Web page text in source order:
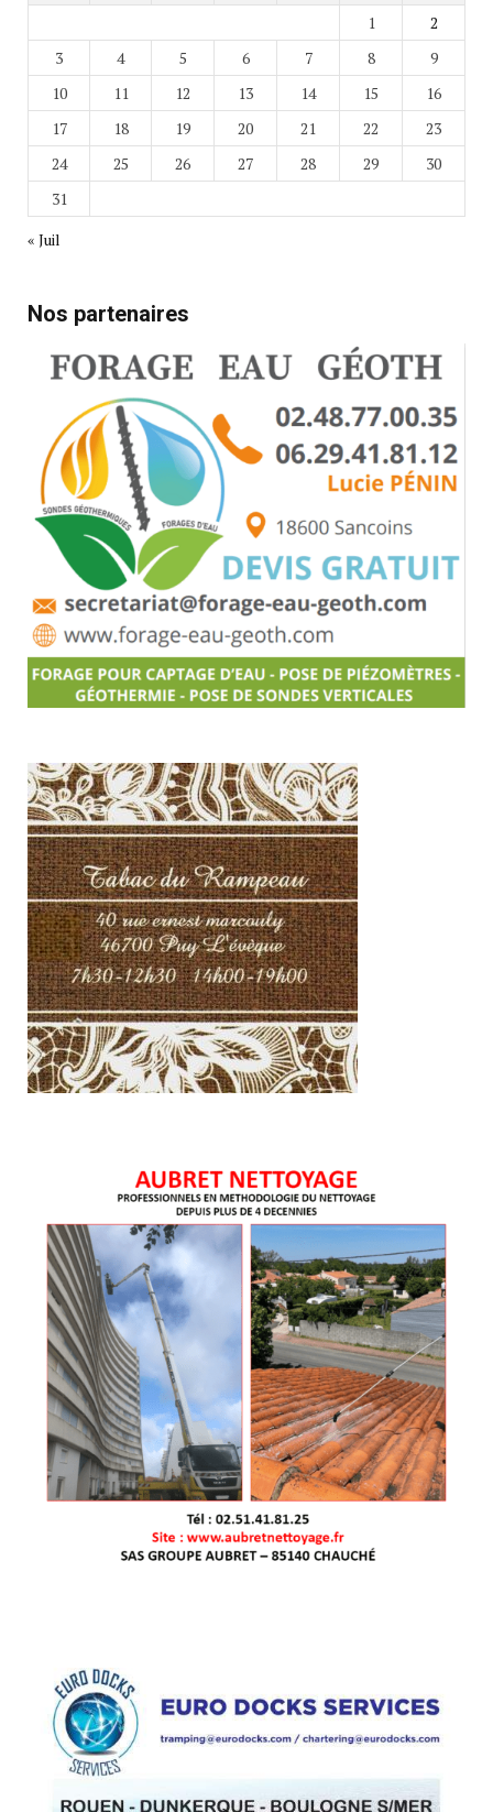
1
2
3
4 5 6 7 8
9
10
11 12 13 14 15
16
17
18 19 20 21 22
23
24
25 26 27 28 29
30
31
« Juil
Nos partenaires